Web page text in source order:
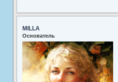
MILLA
Основатель